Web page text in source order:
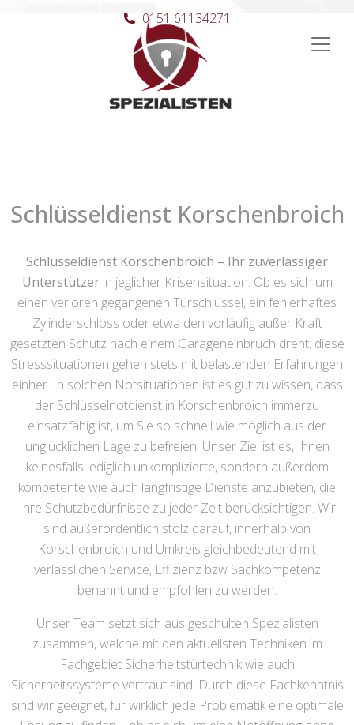
Hauptnavigation
0151 61134271
Schlüsseldienst Korschenbroich
Schlüsseldienst Korschenbroich – Ihr zuverlässiger
Unterstützerin jeglicher Krisensituation. Ob es sich um
einen verloren gegangenen Türschlüssel, ein fehlerhaftes
Zylinderschloss oder etwa den vorläufig außer Kraft
gesetzten Schutz nach einem Garageneinbruch dreht: diese
Stresssituationen gehen stets mit belastenden Erfahrungen
einher. In solchen Notsituationen ist es gut zu wissen, dass
der Schlüsselnotdienst in Korschenbroich immerzu
einsatzfähig ist, um Sie so schnell wie möglich aus der
unglücklichen Lage zu befreien. Unser Ziel ist es, Ihnen
keinesfalls lediglich unkomplizierte, sondern außerdem
kompetente wie auch langfristige Dienste anzubieten, die
Ihre Schutzbedürfnisse zu jeder Zeit berücksichtigen. Wir
sind außerordentlich stolz darauf, innerhalb von
Korschenbroich und Umkreis gleichbedeutend mit
verlässlichen Service, Effizienz bzw Sachkompetenz
benannt und empfohlen zu werden.
Unser Team setzt sich aus geschulten Spezialisten
zusammen, welche mit den aktuellsten Techniken im
Fachgebiet Sicherheitstürtechnik wie auch
Sicherheitssysteme vertraut sind. Durch diese Fachkenntnis
sind wir geeignet, für wirklich jede Problematik eine optimale